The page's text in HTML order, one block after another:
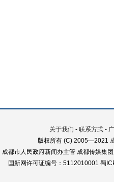
关于我们 - 联系方式 -
版权所有 (C) 2005—2021
成都市人民政府新闻办主管 成都传媒集
国新网许可证编号：5112010001 蜀